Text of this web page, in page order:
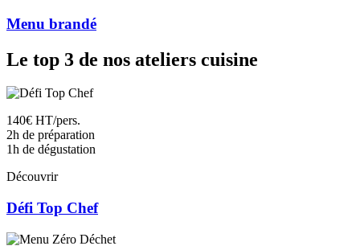
Menu brandé
Le top 3 de nos ateliers cuisine
140€ HT/pers.
2h de préparation
1h de dégustation
Découvrir
Défi Top Chef